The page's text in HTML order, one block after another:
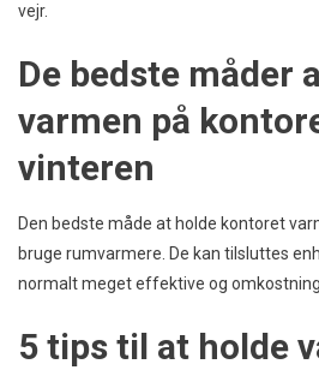
vejr.
De bedste måder
varmen på
vinteren
Den bedste måde at holde kontoret
bruge rumvarmere. De kan tilsluttes
normalt meget effektive og
5 tips til at holde